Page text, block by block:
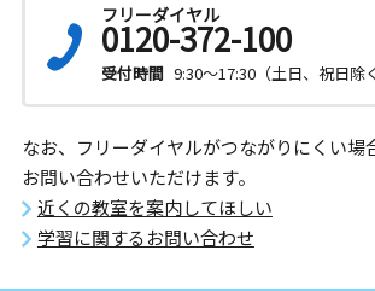
フリーダイヤル
0120-372-100
受付時間 9:30～17:30（土日、祝日除く
なお、フリーダイヤルがつながりにくい場
お問い合わせいただけます。
近くの教室を案内してほしい
学習に関するお問い合わせ